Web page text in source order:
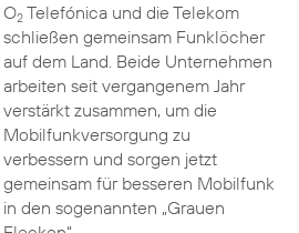
O2Telefónica und die Telekom
schließen gemeinsam Funklöcher
auf dem Land. Beide Unternehmen
arbeiten seit vergangenem Jahr
verstärkt zusammen, um die
Mobilfunkversorgung zu
verbessern und sorgen jetzt
gemeinsam für besseren Mobilfunk
in den sogenannten „Grauen